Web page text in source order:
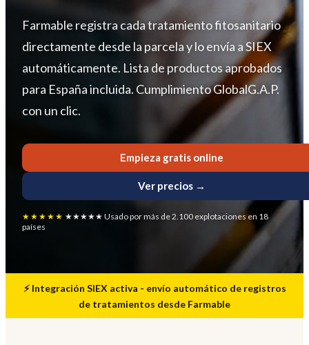
Farmable registra cada tratamiento fitosanitario
directamente desde la parcela y lo envía a SIEX
automáticamente. Lista de productos aprobados
para España incluida. Cumplimiento GlobalG.A.P.
con un clic.
Empieza gratis online
Ver precios →
★★★★★ ★★★★★ Usado por más de 2.100 explotaciones en 18
países
⚡ Integración SIEX activa - envío automático de registros
de tratamientos desde Farmable